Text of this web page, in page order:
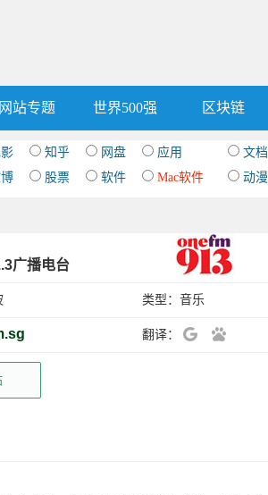
网站专题 世界500强 区块链
知乎 网盘 应用 文档
股票 软件 Mac软件 动漫
广播电台
类型： 音乐
翻译：